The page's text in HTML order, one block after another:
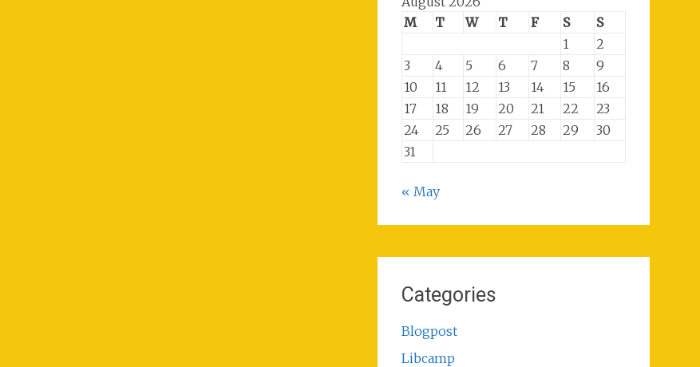
M
T W T F S
S
1
2
3
4 5 6 7 8
9
10
11 12 13 14 15
16
17
18 19 20 21 22
23
24
25 26 27 28 29
30
31
« May
Categories
Blogpost
Libcamp